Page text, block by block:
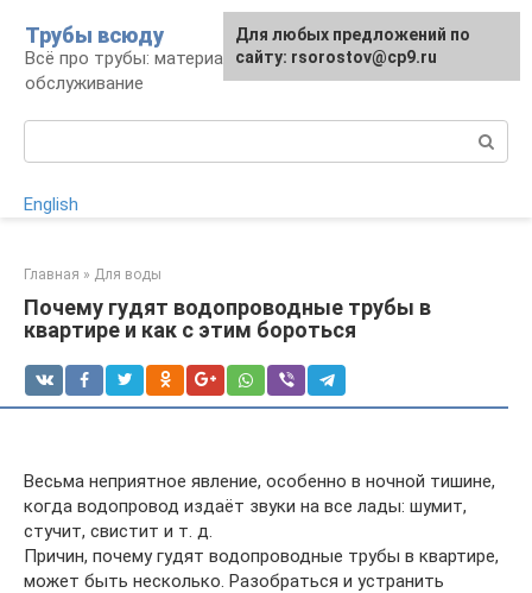
контенту
Трубы всюду
Всё про трубы: материалы, монтаж и
обслуживание
English
Главная » Для воды
Почему гудят водопроводные трубы в
квартире и как с этим бороться
Весьма неприятное явление, особенно в ночной тишине,
когда водопровод издаёт звуки на все лады: шумит,
стучит, свистит и т. д.
Причин, почему гудят водопроводные трубы в квартире,
может быть несколько. Разобраться и устранить
Для любых предложений по
сайту: rsorostov@cp9.ru